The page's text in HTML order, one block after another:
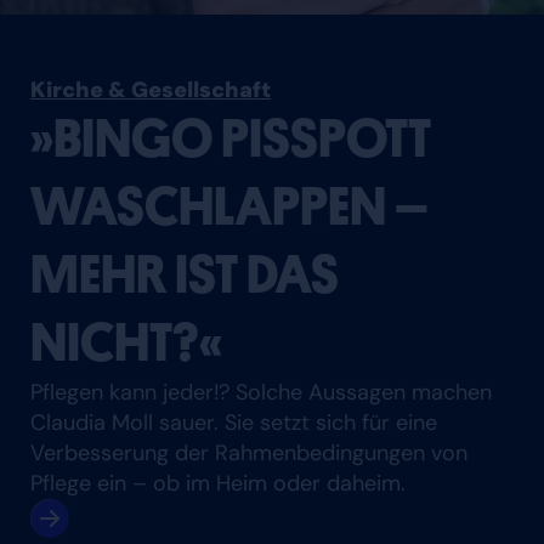
Kirche & Gesellschaft
»BINGO PISSPOTT
WASCHLAPPEN –
MEHR IST DAS
NICHT?«
Pflegen kann jeder!? Solche Aussagen machen
Claudia Moll sauer. Sie setzt sich für eine
Verbesserung der Rahmenbedingungen von
Pflege ein – ob im Heim oder daheim.